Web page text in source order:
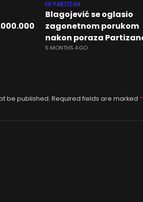
FK PARTIZAN
Blagojević se oglasio
zagonetnom porukom
nakon poraza
5 MONTHS AGO
be published. Required fields are marked *